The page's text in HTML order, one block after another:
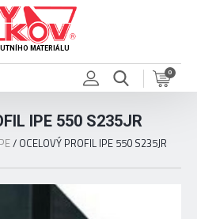
MATERIÁLU
0
IPE 550 S235JR
/ OCELOVÝ PROFIL IPE 550 S235JR